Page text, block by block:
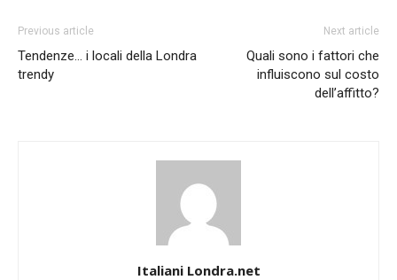
Previous article
Tendenze… i locali della Londra
trendy
Next article
Quali sono i fattori che
influiscono sul costo
dell’affitto?
Italiani Londra.net